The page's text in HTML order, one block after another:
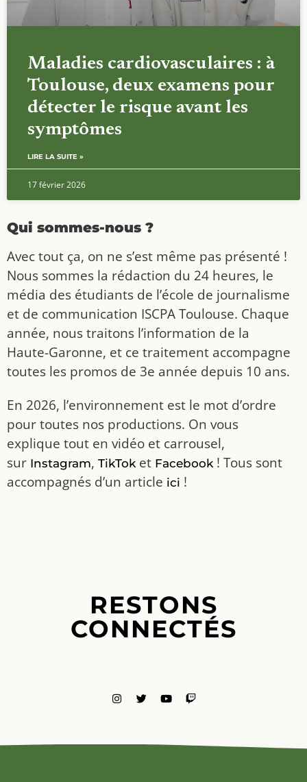
Maladies cardiovasculaires : à
Toulouse, deux examens pour
détecter le risque avant les
symptômes
LIRE LA SUITE »
17 février 2026
Qui sommes-nous ?
Avec tout ça, on ne s’est même pas présenté !
Nous sommes la rédaction du 24 heures, le
média des étudiants de l’école de journalisme
et de communication ISCPA Toulouse. Chaque
année, nous traitons l’information de la
Haute-Garonne, et ce traitement accompagne
toutes les promos de 3e année depuis 10 ans.
En 2026, l’environnement est le mot d’ordre
pour toutes nos productions. On vous
explique tout en vidéo et carrousel,
sur Instagram, TikToket Facebook! Tous sont
accompagnés d’un article ici !
RESTONS
CONNECTÉS